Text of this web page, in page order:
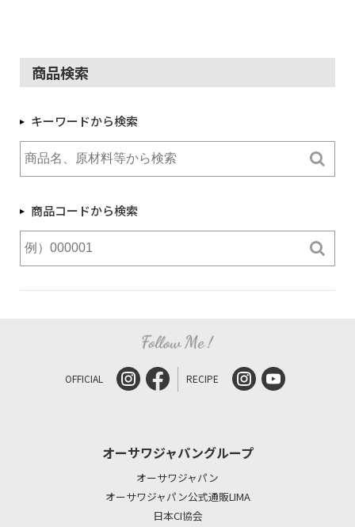
商品検索
キーワードから検索
商品コードから検索
OFFICIAL RECIPE
オーサワジャパングループ
オーサワジャパン
オーサワジャパン公式通販LIMA
日本CI協会